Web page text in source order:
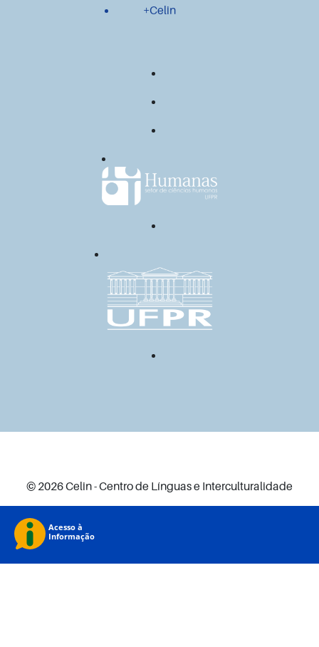
+Celin
© 2026 Celin - Centro de Línguas e Interculturalidade